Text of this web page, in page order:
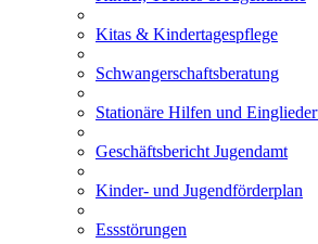
Kitas & Kindertagespflege
Schwangerschaftsberatung
Stationäre Hilfen und
Geschäftsbericht Jugendamt
Kinder- und Jugendförderplan
Essstörungen